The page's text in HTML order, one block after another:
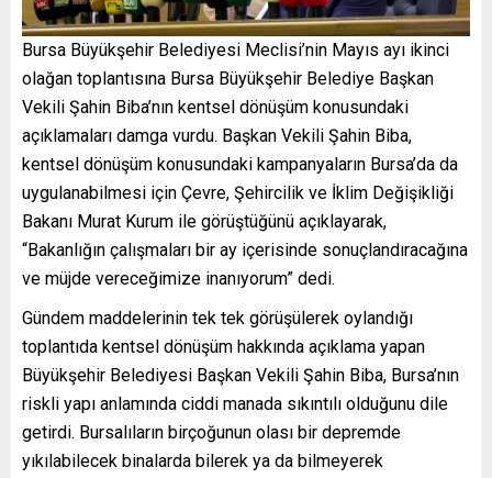
Bursa Büyükşehir Belediyesi Meclisi’nin Mayıs ayı ikinci
olağan toplantısına Bursa Büyükşehir Belediye Başkan
Vekili Şahin Biba’nın kentsel dönüşüm konusundaki
açıklamaları damga vurdu. Başkan Vekili Şahin Biba,
kentsel dönüşüm konusundaki kampanyaların Bursa’da da
uygulanabilmesi için Çevre, Şehircilik ve İklim Değişikliği
Bakanı Murat Kurum ile görüştüğünü açıklayarak,
“Bakanlığın çalışmaları bir ay içerisinde sonuçlandıracağına
ve müjde vereceğimize inanıyorum” dedi.
Gündem maddelerinin tek tek görüşülerek oylandığı
toplantıda kentsel dönüşüm hakkında açıklama yapan
Büyükşehir Belediyesi Başkan Vekili Şahin Biba, Bursa’nın
riskli yapı anlamında ciddi manada sıkıntılı olduğunu dile
getirdi. Bursalıların birçoğunun olası bir depremde
yıkılabilecek binalarda bilerek ya da bilmeyerek